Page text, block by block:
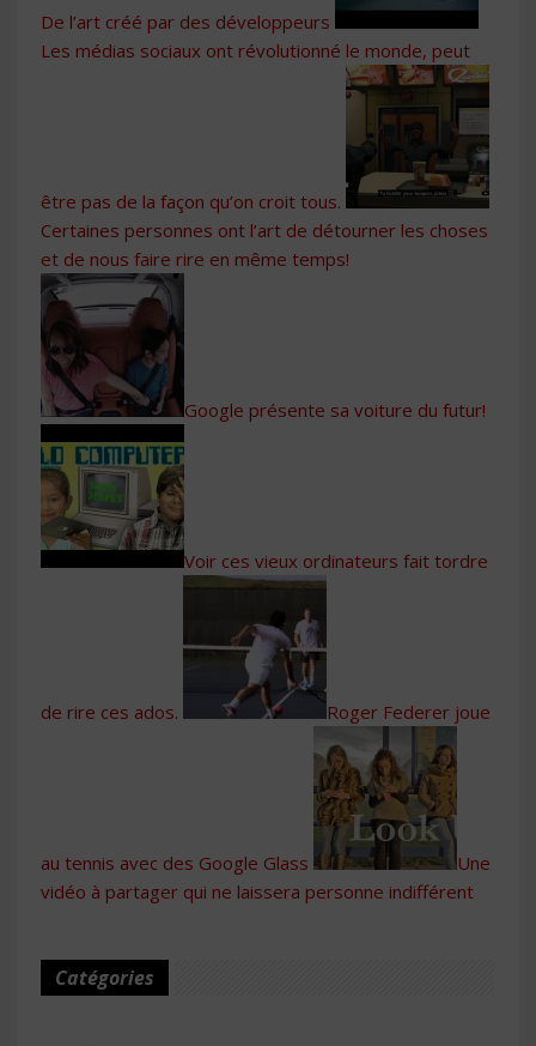
De l’art créé par des développeurs
Les médias sociaux ont révolutionné le monde, peut
être pas de la façon qu’on croit tous.
Certaines personnes ont l’art de détourner les choses
et de nous faire rire en même temps!
Google présente sa voiture du futur!
Voir ces vieux ordinateurs fait tordre
de rire ces ados. Roger Federer joue
au tennis avec des Google Glass
Une
vidéo à partager qui ne laissera personne indifférent
Catégories